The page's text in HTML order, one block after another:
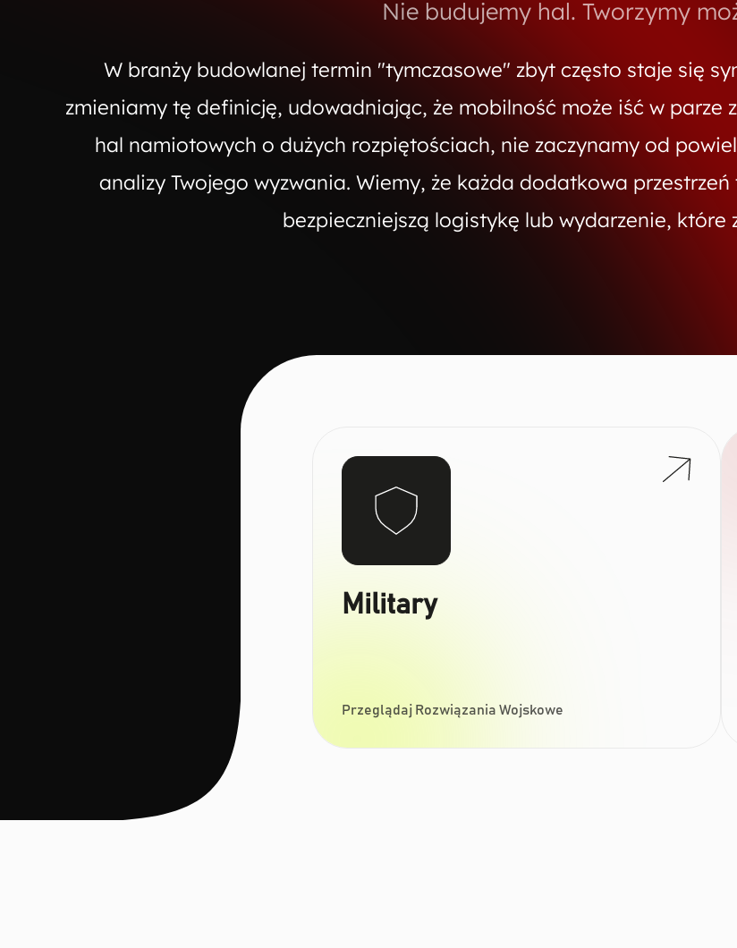
Nie budujemy hal. Tworzymy
W branży budowlanej termin "tymczasowe" zbyt często staje się
zmieniamy tę definicję, udowadniając, że mobilność może iść w
hal namiotowych o dużych rozpiętościach, nie zaczynamy od
analizy Twojego wyzwania. Wiemy, że każda dodatkowa
bezpieczniejszą logistykę lub wydarzenie, które
Military
Przeglądaj Rozwiązania Wojskowe